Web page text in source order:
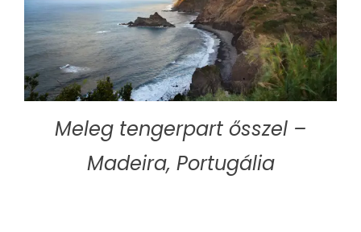
Meleg tengerpart ősszel –
Madeira, Portugália